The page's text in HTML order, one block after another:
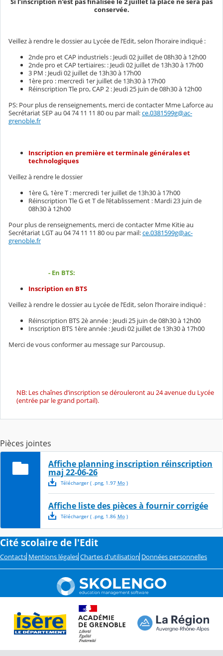
conservée.
Veillez à rendre le dossier au Lycée de l’Edit, selon l’horaire indiqué :
2nde pro et CAP industriels : Jeudi 02 juillet de 08h30 à 12h00
2nde pro et CAP tertiaires: : Jeudi 02 juillet de 13h30 à 17h00
3 PM : Jeudi 02 juillet de 13h30 à 17h00
1ère pro : mercredi 1er juillet de 13h30 à 17h00
Réinscription Tle pro, CAP 2 : Jeudi 25 juin de 08h30 à 12h00
PS: Pour plus de renseignements, merci de contacter Mme Laforce au
Secrétariat SEP au 04 74 11 11 80 ou par mail:ce.0381599g@ac-
grenoble.fr
Inscription en première et terminale générales et
technologiques
Veillez à rendre le dossier
1ère G, 1ère T : mercredi 1er juillet de 13h30 à 17h00
Réinscription Tle G et T de l’établissement : Mardi 23 juin de
08h30 à 12h00
Pour plus de renseignements, merci de contacter Mme Kitie au
Secrétariat LGT au 04 74 11 11 80 ou par mail:ce.0381599g@ac-
grenoble.fr
- En BTS:
Inscription en BTS
Veillez à rendre le dossier au Lycée de l’Edit, selon l’horaire indiqué :
Réinscription BTS 2è année : Jeudi 25 juin de 08h30 à 12h00
Inscription BTS 1ère année : Jeudi 02 juillet de 13h30 à 17h00
Merci de vous conformer au message sur Parcousup.
NB: Les chaînes d’inscription se dérouleront au 24 avenue du Lycée
(entrée par le grand portail).
Pièces jointes
Affiche planning inscription réinscription
maj 22-06-26
Télécharger( .png, 1.97 Mo)
Affiche liste des pièces à fournir corrigée
Télécharger( .png, 1.86 Mo)
Cité scolaire de l'Edit
Contacts Mentions légales Chartes d'utilisation Données personnelles